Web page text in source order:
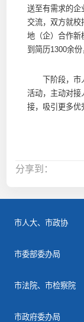
送至有需求的企
交流，双方就校
地（企）合作新
到简历1300余份
下阶段，市人
活动，主动对接
接，吸引更多优
分享到：
市人大、市政协
市委部委办局
市法院、市检察院
市政府委办局